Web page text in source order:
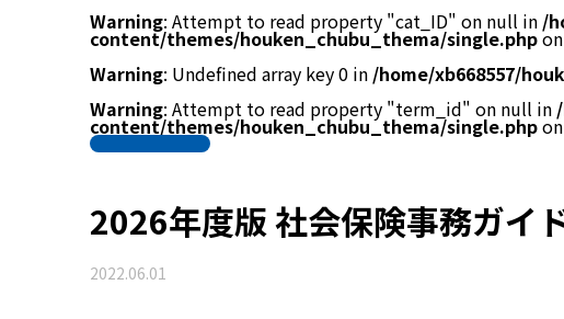
Warning: Attempt to read property "cat_ID" on null in /
content/themes/houken_chubu_thema/single.php
Warning: Undefined array key 0 in /home/xb668557/
Warning: Attempt to read property "term_id" on null in
content/themes/houken_chubu_thema/single.php
2026年度版 社会保険事務ガイ
2022.06.01